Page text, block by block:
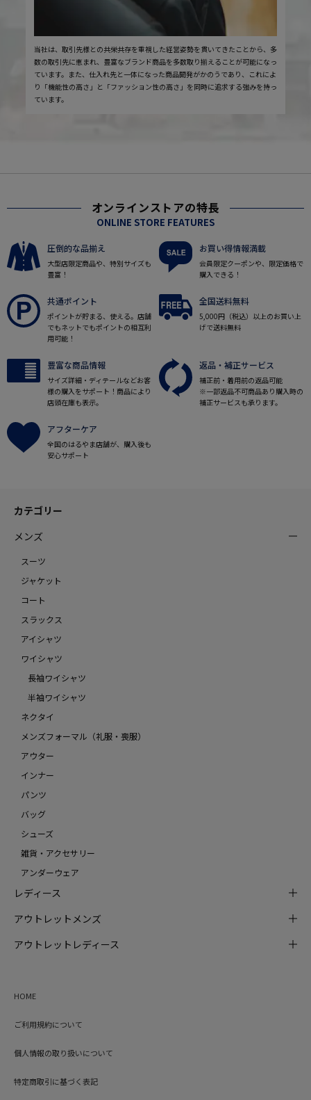
当社は、取引先様との共栄共存を重視した経営姿勢を貫いてきたことから、多
数の取引先に恵まれ、豊富なブランド商品を多数取り揃えることが可能になっ
ています。また、仕入れ先と一体になった商品開発がかのうであり、これによ
り「機能性の高さ」と「ファッション性の高さ」を同時に追求する強みを持っ
ています。
オンラインストアの特長
ONLINE STORE FEATURES
圧倒的な品揃え
大型店限定商品や、特別サイズも
豊富！
お買い得情報満載
会員限定クーポンや、限定価格で
購入できる！
共通ポイント
ポイントが貯まる、使える。店舗
でもネットでもポイントの相互利
用可能！
全国送料無料
5,000円（税込）以上のお買い上
げで送料無料
豊富な商品情報
サイズ詳細・ディテールなどお客
様の購入をサポート！商品により
店頭在庫も表示。
返品・補正サービス
補正前・着用前の返品可能
※一部返品不可商品あり購入時の
補正サービスも承ります。
アフターケア
全国のはるやま店舗が、購入後も
安心サポート
カテゴリー
メンズ
スーツ
ジャケット
コート
スラックス
アイシャツ
ワイシャツ
長袖ワイシャツ
半袖ワイシャツ
ネクタイ
メンズフォーマル（礼服・喪服）
アウター
インナー
パンツ
バッグ
シューズ
雑貨・アクセサリー
アンダーウェア
レディース
アウトレットメンズ
アウトレットレディース
HOME
ご利用規約について
個人情報の取り扱いについて
特定商取引に基づく表記